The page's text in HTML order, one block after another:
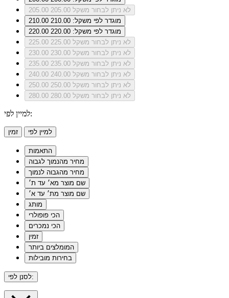
205.00
לא ניתן לבחור משקל 205.00
210.00
מוגדר לפי משקל: 210.00
220.00
מוגדר לפי משקל: 220.00
225.00
לא ניתן לבחור משקל 225.00
230.00
לא ניתן לבחור משקל 230.00
235.00
לא ניתן לבחור משקל 235.00
240.00
לא ניתן לבחור משקל 240.00
250.00
לא ניתן לבחור משקל 250.00
280.00
לא ניתן לבחור משקל 280.00
למיין לפי:
זמין למיין לפי
התאמות
מחיר מהנמוך לגבוה
מחיר מהגבוה לנמוך
שם מוצר מא׳ עד ת׳
שם מוצר מת׳ עד א׳
מותג
הכי פופולרי
הכי נמכרים
זמין
המומלצים ביותר
בחירות מובילות
לסנן לפי: